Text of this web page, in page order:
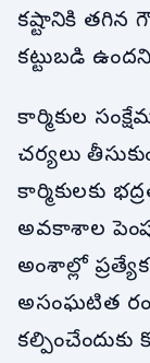
కష్టానికి తగిన
కట్టుబడి
కార్మికుల
చర్యలు
కార్మికులకు
అవకాశాల
అంశాల్లో
అసంఘటిత